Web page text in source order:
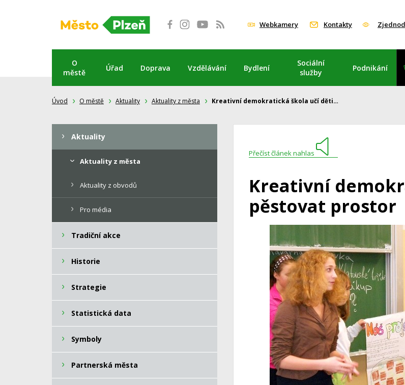
Webkamery Kontakty
O
městě
Úřad Doprava Vzdělávání Bydlení
Sociální
služby
Podnikání
Úvod O městě Aktuality Aktuality z města Kreativní demokratická škola učí děti…
Přečíst článek nahlas
Kreativní
pěstovat prostor
Aktuality
Aktuality z města
Aktuality z obvodů
Pro média
Tradiční akce
Historie
Strategie
Statistická data
Symboly
Partnerská města